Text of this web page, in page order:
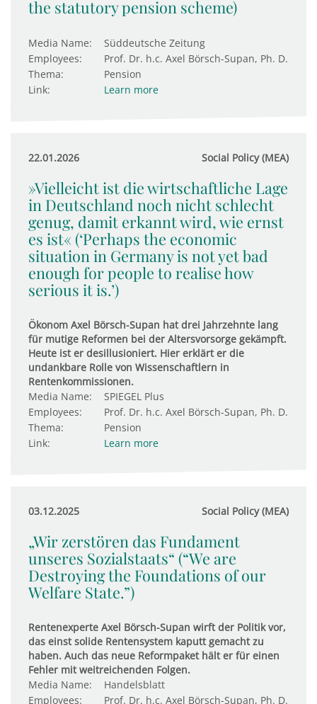
the statutory pension scheme)
Media Name:
Süddeutsche Zeitung
Employees:
Prof. Dr. h.c. Axel Börsch-Supan, Ph. D.
Thema:
Pension
Link:
Learn more
22.01.2026 Social Policy (MEA)
»Vielleicht ist die wirtschaftliche Lage
in Deutschland noch nicht schlecht
genug, damit erkannt wird, wie ernst
es ist« (‘Perhaps the economic
situation in Germany is not yet bad
enough for people to realise how
serious it is.’)
Ökonom Axel Börsch-Supan hat drei Jahrzehnte lang
für mutige Reformen bei der Altersvorsorge gekämpft.
Heute ist er desillusioniert. Hier erklärt er die
undankbare Rolle von Wissenschaftlern in
Rentenkommissionen.
Media Name:
SPIEGEL Plus
Employees:
Prof. Dr. h.c. Axel Börsch-Supan, Ph. D.
Thema:
Pension
Link:
Learn more
03.12.2025 Social Policy (MEA)
„Wir zerstören das Fundament
unseres Sozialstaats“ (“We are
Destroying the Foundations of our
Welfare State.”)
Rentenexperte Axel Börsch-Supan wirft der Politik vor,
das einst solide Rentensystem kaputt gemacht zu
haben. Auch das neue Reformpaket hält er für einen
Fehler mit weitreichenden Folgen.
Media Name:
Handelsblatt
Employees:
Prof. Dr. h.c. Axel Börsch-Supan, Ph. D.